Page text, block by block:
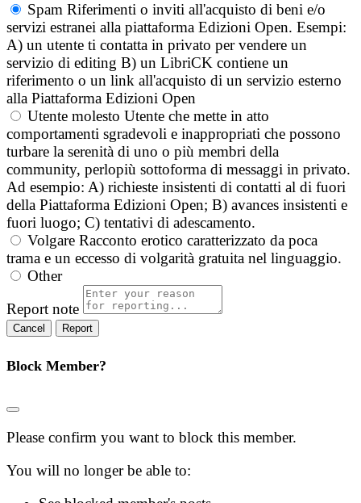
Spam Riferimenti o inviti all'acquisto di beni e/o
servizi estranei alla piattaforma Edizioni Open. Esempi:
A) un utente ti contatta in privato per vendere un
servizio di editing B) un LibriCK contiene un
riferimento o un link all'acquisto di un servizio esterno
alla Piattaforma Edizioni Open
Utente molesto Utente che mette in atto
comportamenti sgradevoli e inappropriati che possono
turbare la serenità di uno o più membri della
community, perlopiù sottoforma di messaggi in privato.
Ad esempio: A) richieste insistenti di contatti al di fuori
della Piattaforma Edizioni Open; B) avances insistenti e
fuori luogo; C) tentativi di adescamento.
Volgare Racconto erotico caratterizzato da poca
trama e un eccesso di volgarità gratuita nel linguaggio.
Other
Report note
Report
Block Member?
Please confirm you want to block this member.
You will no longer be able to: